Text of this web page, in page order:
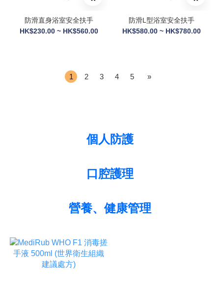
防滑直身浴室安全扶手
HK$230.00 ~ HK$560.00
防滑L型浴室安全扶手
HK$580.00 ~ HK$780.00
1 2 3 4 5 »
個人防護
口腔護理
營養、健康管理